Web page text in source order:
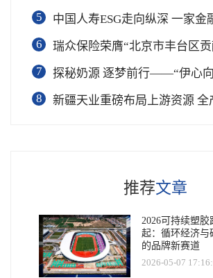
5
中国人寿ESG走向纵深 一家金融央企如何连接国
6
瑞众保险荣膺“北京市丰台区贡献突出链
7
探秘奶源 逐梦前行——“伊心向阳”志愿服务队开展幼儿
8
新疆天业重磅布局上游资源 全产业链协同再
推荐文章
2026可持续塑
起：循环经济与
的品牌新赛道
2026-05-07